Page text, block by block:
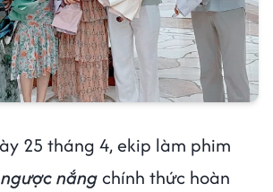
25 tháng 4, ekip làm phim
nắngchính thức hoàn